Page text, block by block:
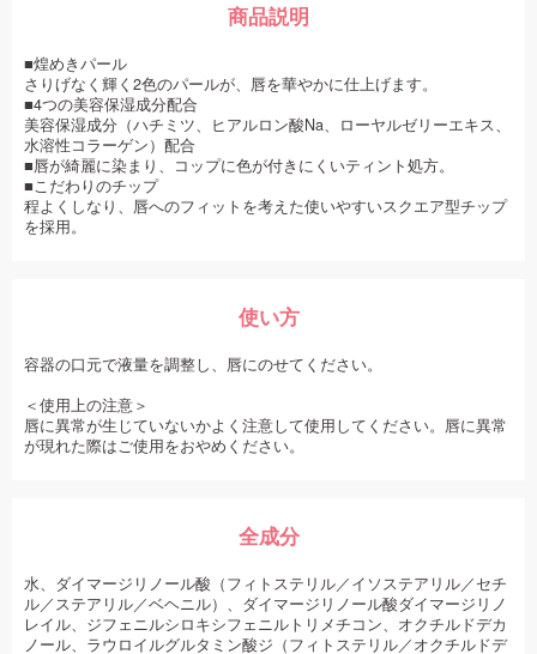
商品説明
■煌めきパール
さりげなく輝く2色のパールが、唇を華やかに仕上げます。
■4つの美容保湿成分配合
美容保湿成分（ハチミツ、ヒアルロン酸Na、ローヤルゼリーエキス、
水溶性コラーゲン）配合
■唇が綺麗に染まり、コップに色が付きにくいティント処方。
■こだわりのチップ
程よくしなり、唇へのフィットを考えた使いやすいスクエア型チップ
を採用。
使い方
容器の口元で液量を調整し、唇にのせてください。
＜使用上の注意＞
唇に異常が生じていないかよく注意して使用してください。唇に異常
が現れた際はご使用をおやめください。
全成分
水、ダイマージリノール酸（フィトステリル／イソステアリル／セチ
ル／ステアリル／ベヘニル）、ダイマージリノール酸ダイマージリノ
レイル、ジフェニルシロキシフェニルトリメチコン、オクチルドデカ
ノール、ラウロイルグルタミン酸ジ（フィトステリル／オクチルドデ